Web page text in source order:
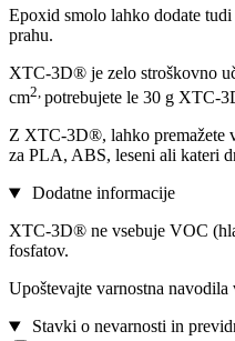
Epoxid smolo lahko dodate
prahu.
XTC-3D® je zelo stroškovno
cm2, potrebujete le 30 g XTC-
Z XTC-3D®, lahko premažete
za PLA, ABS, leseni ali kateri
Dodatne informacije
XTC-3D® ne vsebuje VOC
fosfatov.
Upoštevajte varnostna
Stavki o nevarnosti in